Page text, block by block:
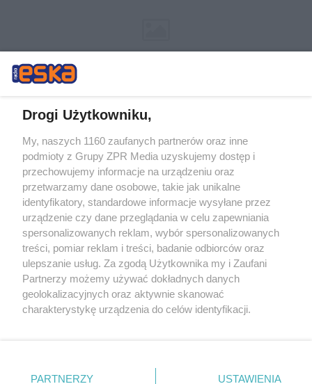
Żaden utwór zamieszczony w serwisie nie może być powielany i
rozpowszechniany lub dalej rozpowszechniany w jakikolwiek sposób (w
tym także elektroniczny lub mechaniczny) na jakimkolwiek polu
eksploatacji w jakiejkolwiek formie, włącznie z umieszczaniem w
Internecie bez pisemnej zgody właściciela praw. Jakiekolwiek użycie lub
wykorzystanie utworów w całości lub w części z naruszeniem prawa,
tzn. bez właściwej zgody, jest zabronione pod groźbą kary i może być
ścigane prawnie.
Drogi Użytkowniku,
My, naszych 1160 zaufanych partnerów oraz inne
podmioty z Grupy ZPR Media uzyskujemy dostęp i
przechowujemy informacje na urządzeniu oraz
przetwarzamy dane osobowe, takie jak unikalne
identyfikatory, standardowe informacje wysyłane przez
urządzenie czy dane przeglądania w celu zapewniania
spersonalizowanych reklam, wybór spersonalizowanych
treści, pomiar reklam i treści, badanie odbiorców oraz
ulepszanie usług. Za zgodą Użytkownika my i Zaufani
Partnerzy możemy używać dokładnych danych
geolokalizacyjnych oraz aktywnie skanować
charakterystykę urządzenia do celów identyfikacji.
zmienić/wycofać klikając przycisk ustawień prywatności
PARTNERZY USTAWIENIA